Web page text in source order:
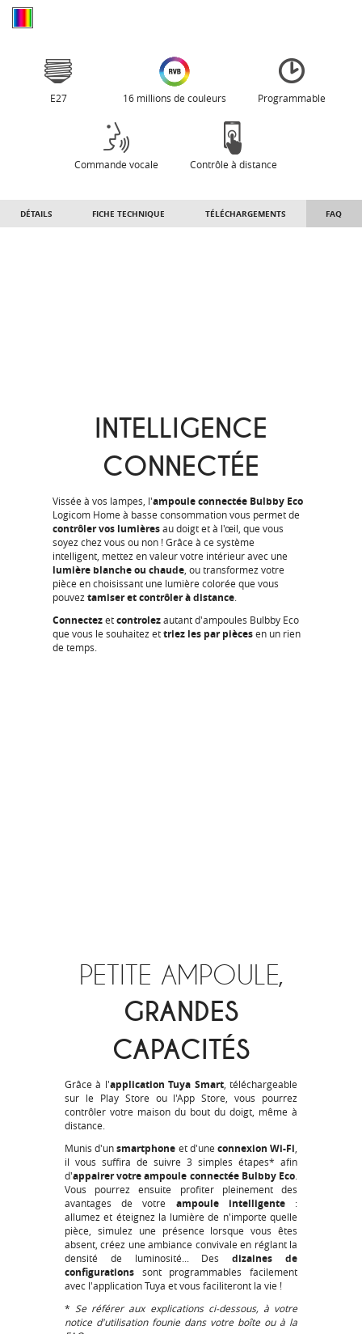
E27 16 millions de couleurs Programmable
Commande vocale Contrôle à distance
DÉTAILS FICHE TECHNIQUE TÉLÉCHARGEMENTS FAQ
INTELLIGENCE
CONNECTÉE
Vissée à vos lampes, l'ampoule connectée Bulbby Eco
Logicom Home à basse consommation vous permet de
contrôler vos lumièresau doigt et à l'œil, que vous
soyez chez vous ou non ! Grâce à ce système
intelligent, mettez en valeur votre intérieur avec une
lumière blanche ou chaude, ou transformez votre
pièce en choisissant une lumière colorée que vous
pouveztamiser et contrôler à distance.
Connectezetcontrolezautant d'ampoules Bulbby Eco
que vous le souhaitez ettriez les par piècesen un rien
de temps.
PETITE AMPOULE,
GRANDES
CAPACITÉS
Grâce à l'application Tuya Smart, téléchargeable
sur le Play Store ou l'App Store, vous pourrez
contrôler votre maison du bout du doigt, même à
distance.
Munis d'unsmartphone et d'une connexion Wi-Fi,
il vous suffira de suivre 3 simples étapes* afin
d'appairer votre ampoule connectée Bulbby Eco.
Vous pourrez ensuite profiter pleinement des
avantages de votre ampoule intelligente:
allumez et éteignez la lumière de n'importe quelle
pièce, simulez une présence lorsque vous êtes
absent, créez une ambiance convivale en réglant la
densité de luminosité... Desdizaines de
configurations sont programmables facilement
avec l'application Tuya et vous faciliteront la vie !
*Se référer aux explications ci-dessous, à votre
notice d'utilisation founie dans votre boîte ou à la